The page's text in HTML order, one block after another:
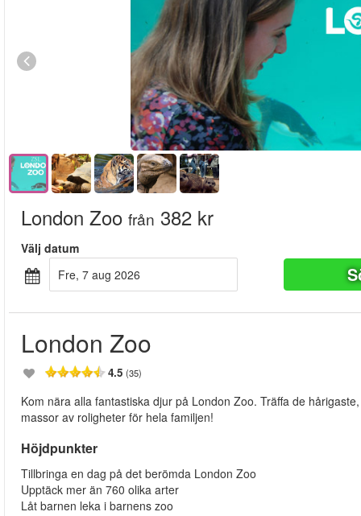
London Zoo från 382 kr
Välj datum
fre, 7 aug 2026
London Zoo
4.5 (35)
Kom nära alla fantastiska djur på London Zoo. Träffa de
massor av roligheter för hela familjen!
Höjdpunkter
Tillbringa en dag på det berömda London Zoo
Upptäck mer än 760 olika arter
Låt barnen leka i barnens zoo